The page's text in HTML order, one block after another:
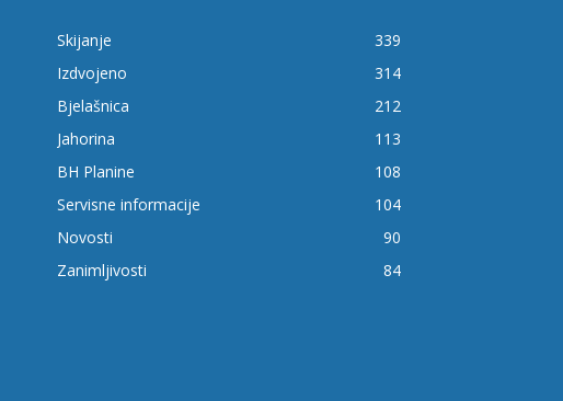
Skijanje
339
Izdvojeno
314
Bjelašnica
212
Jahorina
113
BH Planine
108
Servisne informacije
104
Novosti
90
Zanimljivosti
84